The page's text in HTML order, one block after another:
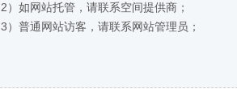
2）如网站托管，请联系空间提供商；
3）普通网站访客，请联系网站管理员；